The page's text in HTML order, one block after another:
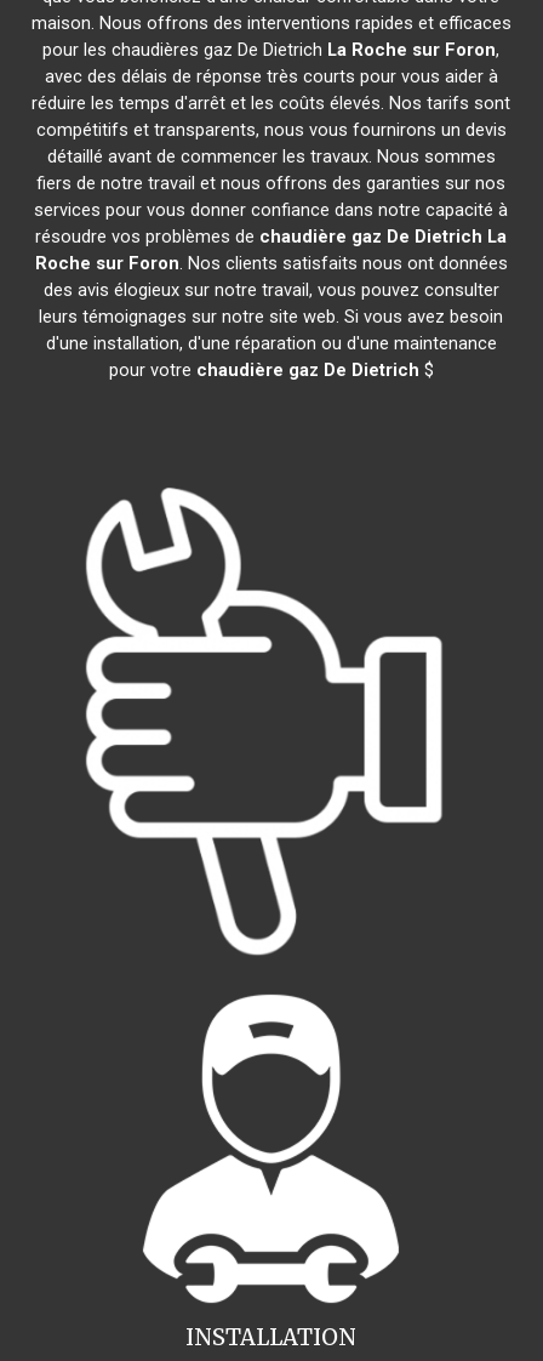
maison. Nous offrons des interventions rapides et efficaces
pour les chaudières gaz De Dietrich La Roche sur Foron,
avec des délais de réponse très courts pour vous aider à
réduire les temps d'arrêt et les coûts élevés. Nos tarifs sont
compétitifs et transparents, nous vous fournirons un devis
détaillé avant de commencer les travaux. Nous sommes
fiers de notre travail et nous offrons des garanties sur nos
services pour vous donner confiance dans notre capacité à
résoudre vos problèmes de chaudière gaz De Dietrich La
Roche sur Foron. Nos clients satisfaits nous ont données
des avis élogieux sur notre travail, vous pouvez consulter
leurs témoignages sur notre site web. Si vous avez besoin
d'une installation, d'une réparation ou d'une maintenance
pour votre chaudière gaz De Dietrich $
INSTALLATION